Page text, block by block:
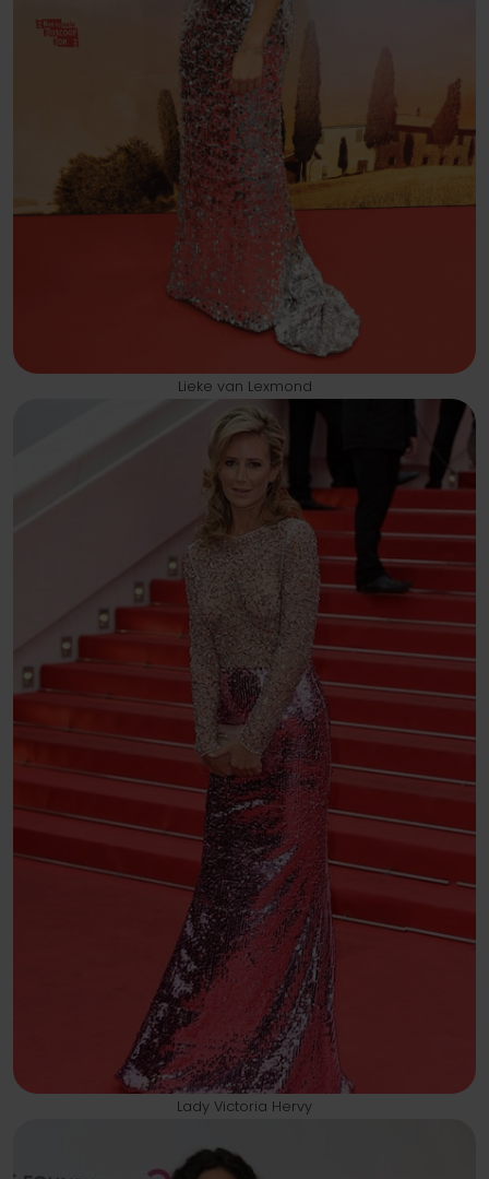
Lieke van Lexmond
Lady Victoria Hervy